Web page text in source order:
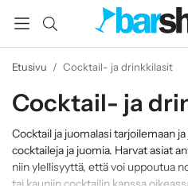
Etusivu / Cocktail- ja drinkkilasit
Cocktail- ja
Cocktail ja juomalasi tarjoilemaan
cocktaileja ja juomia. Harvat asiat
niin ylellisyyttä, että voi uppoutua